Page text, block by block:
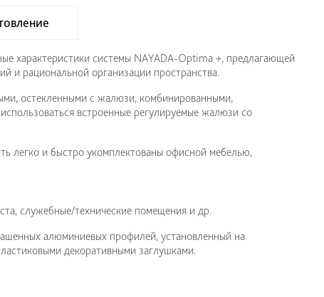
характеристики системы NAYADA-Optima +, предлагающей
и рациональной организации пространства.
остекленными с жалюзи, комбинированными,
встроенные регулируемые жалюзи со
легко и быстро укомплектованы офисной мебелью,
служебные/технические помещения и др.
алюминиевых профилей, установленный на
декоративными заглушками.